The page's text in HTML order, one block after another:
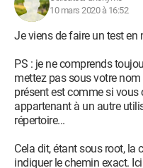
10 mars 2020 à 16:52
Je viens de faire un test
PS : je ne comprends
mettez pas sous votre
présent est comme si vous
appartenant à un autre
répertoire...
Cela dit, étant sous root,
indiquer le chemin exact.